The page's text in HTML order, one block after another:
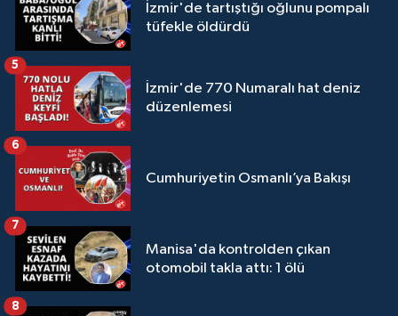
İzmir'de tartıştığı oğlunu pompalı
tüfekle öldürdü
İzmir'de 770 Numaralı hat deniz
düzenlemesi
5
Cumhuriyetin Osmanlı’ya Bakışı
6
Manisa'da kontrolden çıkan
otomobil takla attı: 1 ölü
7
8